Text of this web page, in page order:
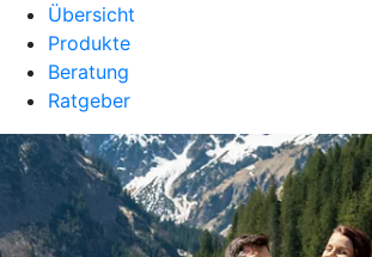
Übersicht
Produkte
Beratung
Ratgeber